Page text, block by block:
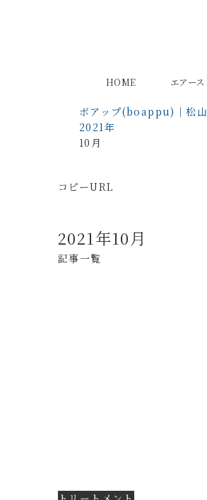
HOME エアー
ボアップ(boappu)｜松
2021年
10月
コピーURL
2021年10月
記事一覧